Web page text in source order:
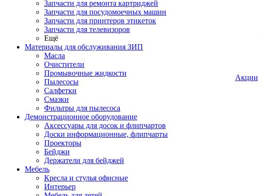
Запчасти для ремонта картриджей
Запчасти для посудомоечных машин
Запчасти для принтеров этикеток
Запчасти для телевизоров
Ещё
Материалы для обслуживания ЗИП
Масла
Очистители
Промывочные жидкости
Пылесосы
Салфетки
Смазки
Фильтры для пылесоса
Демонстрационное оборудование
Аксессуары для досок и флипчартов
Доски информационные, флипчарты
Проекторы
Бейджи
Держатели для бейджей
Мебель
Кресла и стулья офисные
Интерьер
Акции